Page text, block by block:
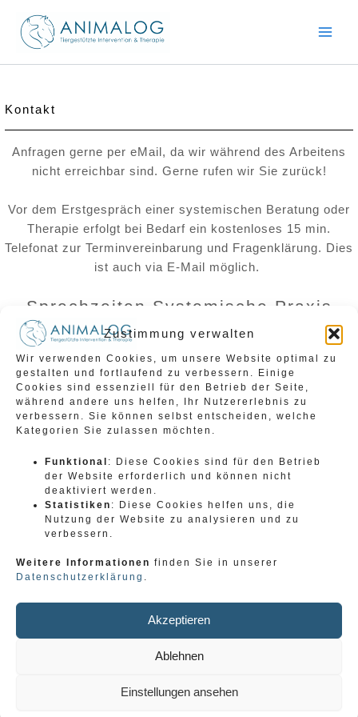
Zustimmung verwalten
Wir verwenden Cookies, um unsere Website optimal zu
gestalten und fortlaufend zu verbessern. Einige
Cookies sind essenziell für den Betrieb der Seite,
während andere uns helfen, Ihr Nutzererlebnis zu
verbessern. Sie können selbst entscheiden, welche
Kategorien Sie zulassen möchten.
Funktional : Diese Cookies sind für den Betrieb
der Website erforderlich und können nicht
deaktiviert werden.
Statistiken : Diese Cookies helfen uns, die
Nutzung der Website zu analysieren und zu
verbessern.
Weitere Informationen finden Sie in unserer
Datenschutzerklärung
Akzeptieren
Ablehnen
Einstellungen ansehen
Inhalt
springen
Kontakt
Anfragen gerne per eMail, da wir während des Arbeitens
nicht erreichbar sind. Gerne rufen wir Sie zurück!
Vor dem Erstgespräch einer systemischen Beratung oder
Therapie erfolgt bei Bedarf ein kostenloses 15 min.
Telefonat zur Terminvereinbarung und Fragenklärung. Dies
ist auch via E-Mail möglich.
Sprechzeiten Systemische Praxis
Dienstag 7.30 – 14.00 Uhr
Donnerstag 14.00 – 21.00 Uhr
Kontaktieren Sie uns
gerne für ein erstes
Kennenlernen
kontakt@animalog.d
+ 49 151 29 55 00